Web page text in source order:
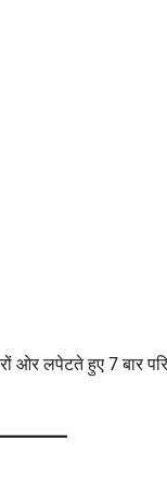
लपेटते हुए 7 बार